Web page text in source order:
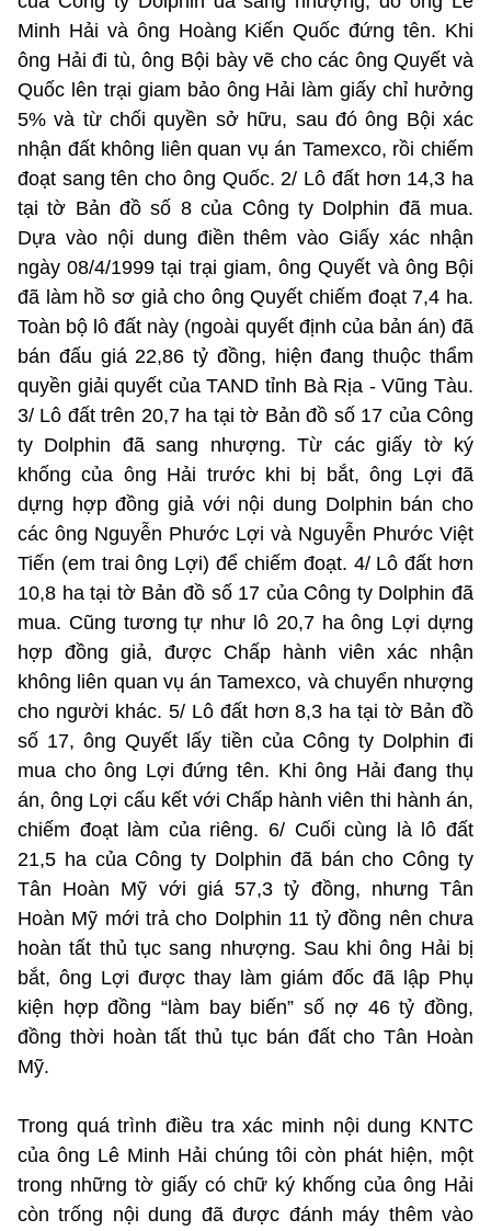
Minh Hải và ông Hoàng Kiến Quốc đứng tên. Khi
ông Hải đi tù, ông Bội bày vẽ cho các ông Quyết và
Quốc lên trại giam bảo ông Hải làm giấy chỉ hưởng
5% và từ chối quyền sở hữu, sau đó ông Bội xác
nhận đất không liên quan vụ án Tamexco, rồi chiếm
đoạt sang tên cho ông Quốc. 2/ Lô đất hơn 14,3 ha
tại tờ Bản đồ số 8 của Công ty Dolphin đã mua.
Dựa vào nội dung điền thêm vào Giấy xác nhận
ngày 08/4/1999 tại trại giam, ông Quyết và ông Bội
đã làm hồ sơ giả cho ông Quyết chiếm đoạt 7,4 ha.
Toàn bộ lô đất này (ngoài quyết định của bản án) đã
bán đấu giá 22,86 tỷ đồng, hiện đang thuộc thẩm
quyền giải quyết của TAND tỉnh Bà Rịa - Vũng Tàu.
3/ Lô đất trên 20,7 ha tại tờ Bản đồ số 17 của Công
ty Dolphin đã sang nhượng. Từ các giấy tờ ký
khống của ông Hải trước khi bị bắt, ông Lợi đã
dựng hợp đồng giả với nội dung Dolphin bán cho
các ông Nguyễn Phước Lợi và Nguyễn Phước Việt
Tiến (em trai ông Lợi) để chiếm đoạt. 4/ Lô đất hơn
10,8 ha tại tờ Bản đồ số 17 của Công ty Dolphin đã
mua. Cũng tương tự như lô 20,7 ha ông Lợi dựng
hợp đồng giả, được Chấp hành viên xác nhận
không liên quan vụ án Tamexco, và chuyển nhượng
cho người khác. 5/ Lô đất hơn 8,3 ha tại tờ Bản đồ
số 17, ông Quyết lấy tiền của Công ty Dolphin đi
mua cho ông Lợi đứng tên. Khi ông Hải đang thụ
án, ông Lợi cấu kết với Chấp hành viên thi hành án,
chiếm đoạt làm của riêng. 6/ Cuối cùng là lô đất
21,5 ha của Công ty Dolphin đã bán cho Công ty
Tân Hoàn Mỹ với giá 57,3 tỷ đồng, nhưng Tân
Hoàn Mỹ mới trả cho Dolphin 11 tỷ đồng nên chưa
hoàn tất thủ tục sang nhượng. Sau khi ông Hải bị
bắt, ông Lợi được thay làm giám đốc đã lập Phụ
kiện hợp đồng “làm bay biến” số nợ 46 tỷ đồng,
đồng thời hoàn tất thủ tục bán đất cho Tân Hoàn
Mỹ.
Trong quá trình điều tra xác minh nội dung KNTC
của ông Lê Minh Hải chúng tôi còn phát hiện, một
trong những tờ giấy có chữ ký khống của ông Hải
còn trống nội dung đã được đánh máy thêm vào